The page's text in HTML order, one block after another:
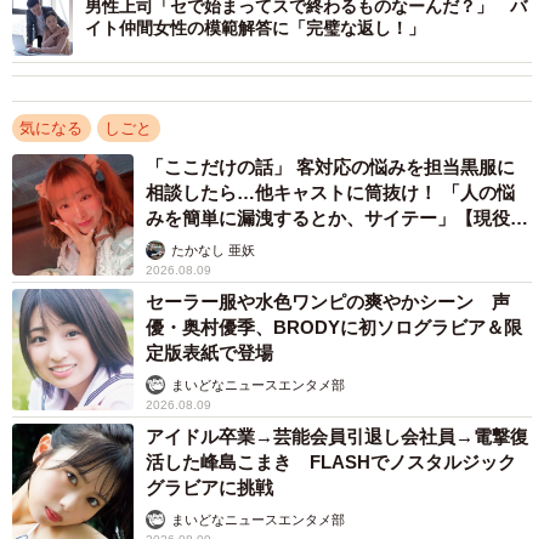
男性上司「セで始まってスで終わるものなーんだ？」 バ
イト仲間女性の模範解答に「完璧な返し！」
気になる しごと
「ここだけの話」 客対応の悩みを担当黒服に
相談したら…他キャストに筒抜け！ 「人の悩
みを簡単に漏洩するとか、サイテー」【現役キ
ャストに取材】
たかなし 亜妖
2026.08.09
セーラー服や水色ワンピの爽やかシーン 声
優・奥村優季、BRODYに初ソログラビア＆限
定版表紙で登場
まいどなニュースエンタメ部
2026.08.09
アイドル卒業→芸能会員引退し会社員→電撃復
活した峰島こまき FLASHでノスタルジック
グラビアに挑戦
まいどなニュースエンタメ部